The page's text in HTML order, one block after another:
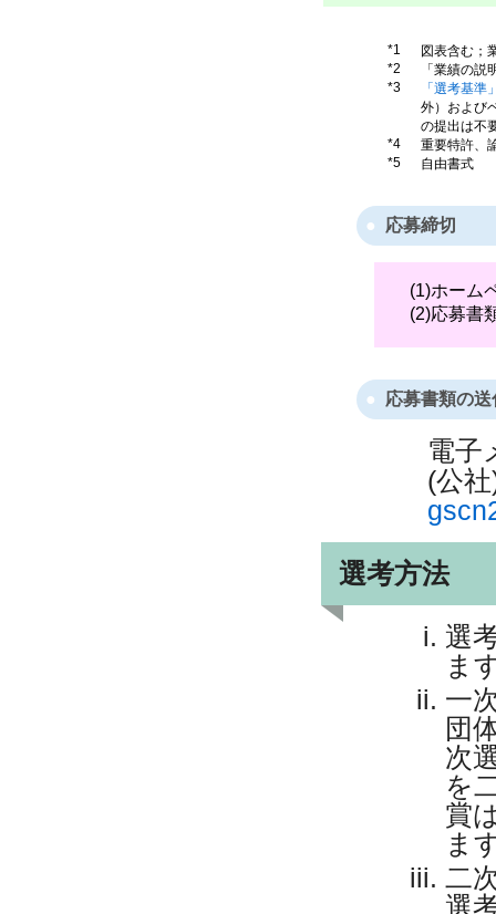
*1
図表含む；
*2
「業績の
*3
「選考基準
外）および
の提出は不
*4
重要特許、
*5
自由書式
応募締切
(1)ホーム
(2)応募書
応募書類の送
電子
(公
選考方法
選
ま
一
団
次
を
賞
ま
二
選